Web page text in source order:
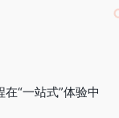
“一站式”体验中